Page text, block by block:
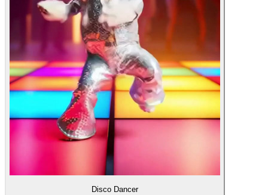
Disco Dancer